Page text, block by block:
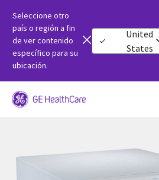
Seleccione otro
país o región a fin
de ver contenido
específico para su
ubicación.
United
States